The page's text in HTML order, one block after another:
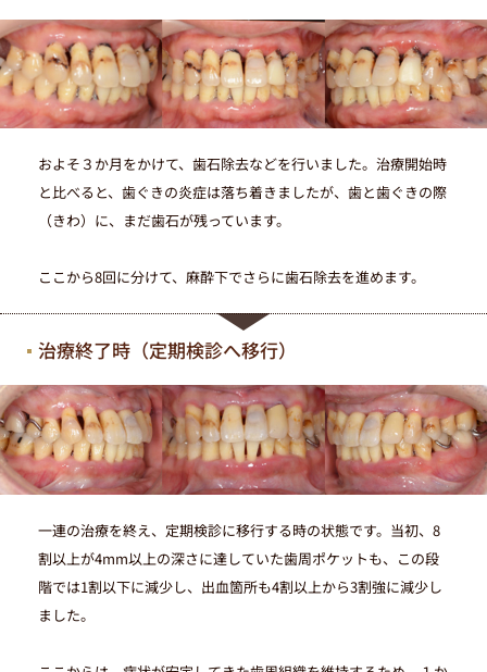
およそ３か月をかけて、歯石除去などを行いました。治療開始時
と比べると、歯ぐきの炎症は落ち着きましたが、歯と歯ぐきの際
（きわ）に、まだ歯石が残っています。
ここから8回に分けて、麻酔下でさらに歯石除去を進めます。
治療終了時（定期検診へ移行）
一連の治療を終え、定期検診に移行する時の状態です。当初、8
割以上が4mm以上の深さに達していた歯周ポケットも、この段
階では1割以下に減少し、出血箇所も4割以上から3割強に減少し
ました。